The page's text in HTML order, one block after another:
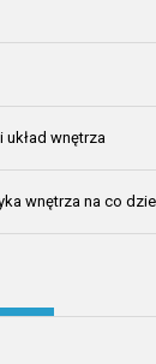
wnętrza
wnętrza na co